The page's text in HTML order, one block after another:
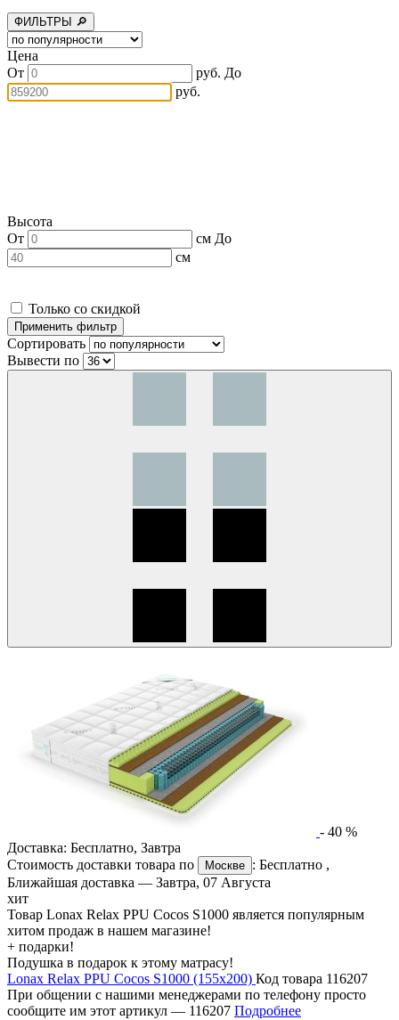
ФИЛЬТРЫ 🔎
Цена
От
руб. До
руб.
Высота
От
см До
см
Только со скидкой
Сортировать
Вывести по
- 40 %
Доставка: Бесплатно, Завтра
Стоимость доставки товара по
Москве : Бесплатно ,
Ближайшая доставка — Завтра, 07 Августа
хит
Товар Lonax Relax PPU Cocos S1000 является популярным
хитом продаж в нашем магазине!
+ подарки!
Подушка в подарок к этому матрасу!
Lonax Relax PPU Cocos S1000 (155х200) Код товара 116207
При общении с нашими менеджерами по телефону просто
сообщите им этот артикул — 116207 Подробнее